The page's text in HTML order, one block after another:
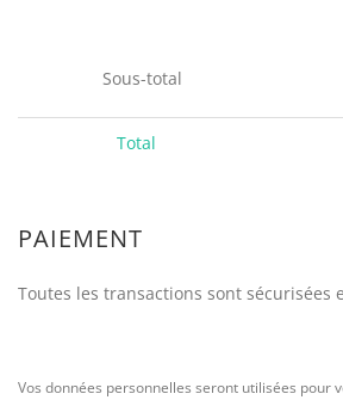
Sous-total
Total
PAIEMENT
Toutes les transactions sont sécurisées
Vos données personnelles seront utilisées pour